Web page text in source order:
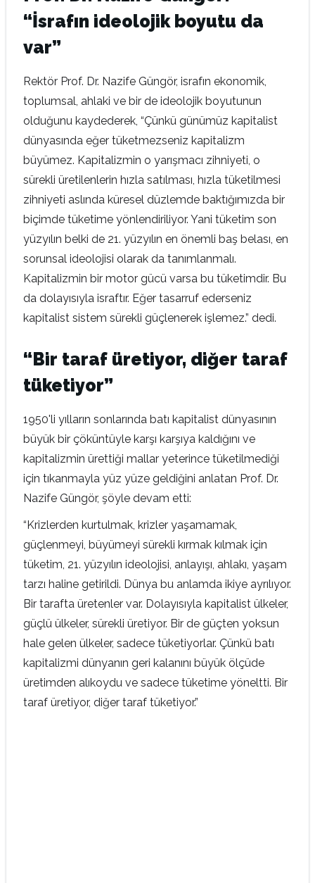
“İsrafın ideolojik boyutu da
var”
Rektör Prof. Dr. Nazife Güngör, israfın ekonomik,
toplumsal, ahlaki ve bir de ideolojik boyutunun
olduğunu kaydederek, “Çünkü günümüz kapitalist
dünyasında eğer tüketmezseniz kapitalizm
büyümez. Kapitalizmin o yarışmacı zihniyeti, o
sürekli üretilenlerin hızla satılması, hızla tüketilmesi
zihniyeti aslında küresel düzlemde baktığımızda bir
biçimde tüketime yönlendiriliyor. Yani tüketim son
yüzyılın belki de 21. yüzyılın en önemli baş belası, en
sorunsal ideolojisi olarak da tanımlanmalı.
Kapitalizmin bir motor gücü varsa bu tüketimdir. Bu
da dolayısıyla israftır. Eğer tasarruf ederseniz
kapitalist sistem sürekli güçlenerek işlemez.” dedi.
“Bir taraf üretiyor, diğer taraf
tüketiyor”
1950'li yılların sonlarında batı kapitalist dünyasının
büyük bir çöküntüyle karşı karşıya kaldığını ve
kapitalizmin ürettiği mallar yeterince tüketilmediği
için tıkanmayla yüz yüze geldiğini anlatan Prof. Dr.
Nazife Güngör, şöyle devam etti:
“Krizlerden kurtulmak, krizler yaşamamak,
güçlenmeyi, büyümeyi sürekli kırmak kılmak için
tüketim, 21. yüzyılın ideolojisi, anlayışı, ahlakı, yaşam
tarzı haline getirildi. Dünya bu anlamda ikiye ayrılıyor.
Bir tarafta üretenler var. Dolayısıyla kapitalist ülkeler,
güçlü ülkeler, sürekli üretiyor. Bir de güçten yoksun
hale gelen ülkeler, sadece tüketiyorlar. Çünkü batı
kapitalizmi dünyanın geri kalanını büyük ölçüde
üretimden alıkoydu ve sadece tüketime yöneltti. Bir
taraf üretiyor, diğer taraf tüketiyor.”